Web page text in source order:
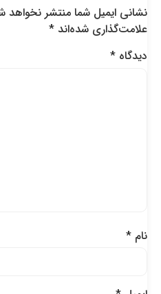
نشانی ایمیل شما منتشر نخواهد شد.
علامت‌گذاری شده‌اند*
دیدگاه*
نام*